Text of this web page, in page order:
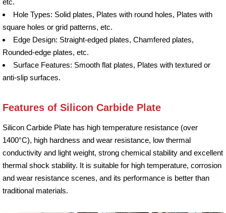
Hole Types: Solid plates, Plates with round holes, Plates with
square holes or grid patterns, etc.
Edge Design: Straight-edged plates, Chamfered plates,
Rounded-edge plates, etc.
Surface Features: Smooth flat plates, Plates with textured or
anti-slip surfaces.
Features of Silicon Carbide Plate
Silicon Carbide Plate has high temperature resistance (over
1400°C), high hardness and wear resistance, low thermal
conductivity and light weight, strong chemical stability and excellent
thermal shock stability. It is suitable for high temperature, corrosion
and wear resistance scenes, and its performance is better than
traditional materials.